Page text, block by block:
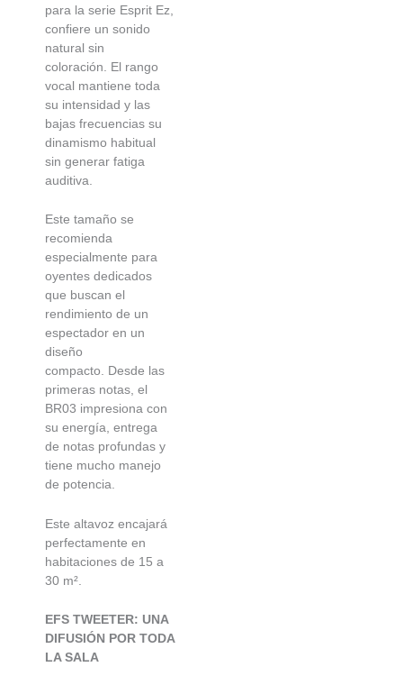
para la serie Esprit Ez,
confiere un sonido
natural sin
coloración. El rango
vocal mantiene toda
su intensidad y las
bajas frecuencias su
dinamismo habitual
sin generar fatiga
auditiva.
Este tamaño se
recomienda
especialmente para
oyentes dedicados
que buscan el
rendimiento de un
espectador en un
diseño
compacto. Desde las
primeras notas, el
BR03 impresiona con
su energía, entrega
de notas profundas y
tiene mucho manejo
de potencia.
Este altavoz encajará
perfectamente en
habitaciones de 15 a
30 m².
EFS TWEETER: UNA
DIFUSIÓN POR TODA
LA SALA